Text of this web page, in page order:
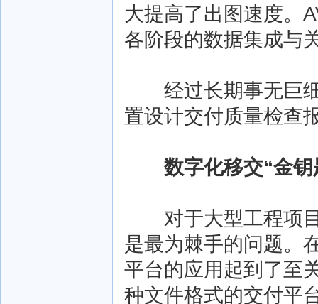
大提高了出图速度。
各阶段的数据集成与
经过长期事无巨细
置设计交付质量检查
数字化移交“金
对于大型工程项目
是最为棘手的问题。
平台的应用起到了至
种文件格式的交付平